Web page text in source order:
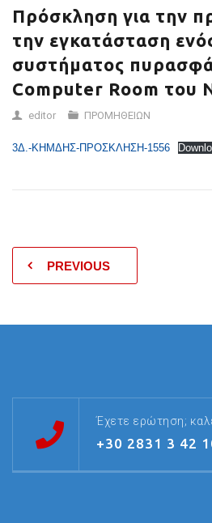
Πρόσκληση για την
την εγκατάσταση
συστήματος
Computer Room τoυ
editor ΠΡΟΜΗΘΕΙΩΝ
3Δ.-ΚΗΜΔΗΣ-ΠΡΟΣΚΛΗΣΗ-1556
PREVIOUS
Έχετε ερώτηση;
+30 2831 3 42